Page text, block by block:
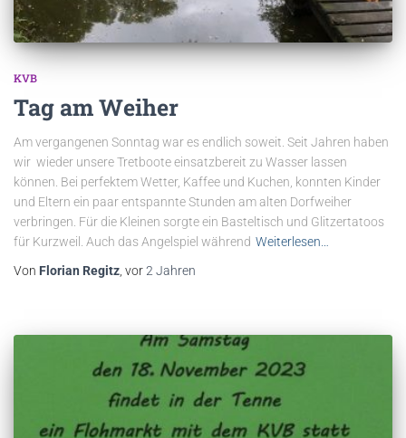
KVB
Tag am Weiher
Am vergangenen Sonntag war es endlich soweit. Seit Jahren haben
wir wieder unsere Tretboote einsatzbereit zu Wasser lassen
können. Bei perfektem Wetter, Kaffee und Kuchen, konnten Kinder
und Eltern ein paar entspannte Stunden am alten Dorfweiher
verbringen. Für die Kleinen sorgte ein Basteltisch und Glitzertatoos
für Kurzweil. Auch das Angelspiel während Weiterlesen…
Von Florian Regitz , vor2 Jahren